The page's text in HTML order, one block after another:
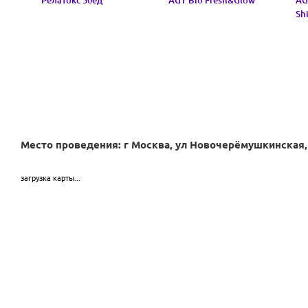
Место проведения: г Москва, ул
загрузка карты...